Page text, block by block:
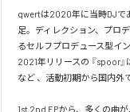
qwertは2020年に当時DJで
足。ディレクション、プロ
るセルフプロデュース型イ
2021年リリースの 『spoor
など 、活動初期から国内外
1st 2nd EPから、多くの曲